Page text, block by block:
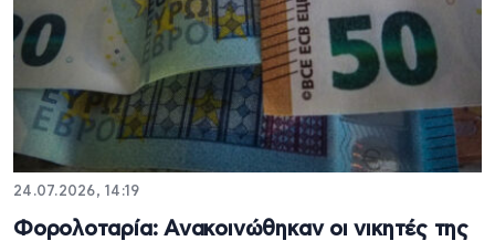
24.07.2026, 14:19
Φορολοταρία: Ανακοινώθηκαν οι νικητές της